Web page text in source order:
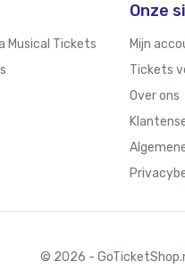
Musical Tickets
Onze
Mijn
Tickets
Over ons
© 2026 -